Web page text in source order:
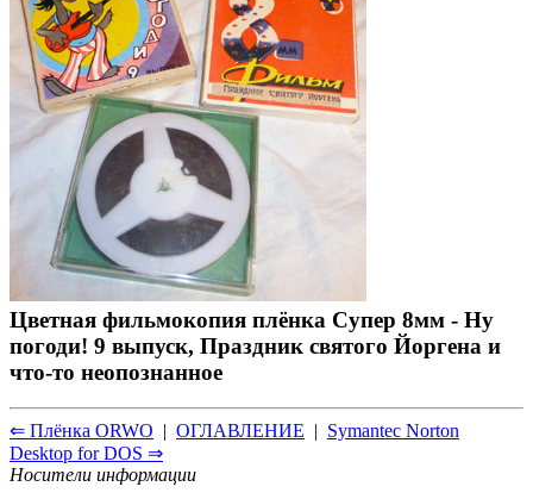
Цветная фильмокопия плёнка Супер 8мм - Ну
погоди! 9 выпуск, Праздник святого Йоргена и
что-то неопознанное
⇐ Плёнка ORWO | ОГЛАВЛЕНИЕ | Symantec Norton
Desktop for DOS ⇒
Носители информации